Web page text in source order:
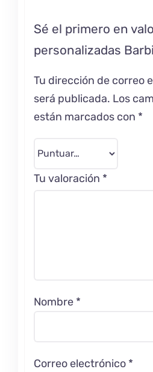
Sé el primero en
personalizadas
Tu dirección de correo
será publicada. Los
están marcados con *
Tu valoración *
Nombre *
Correo electrónico *